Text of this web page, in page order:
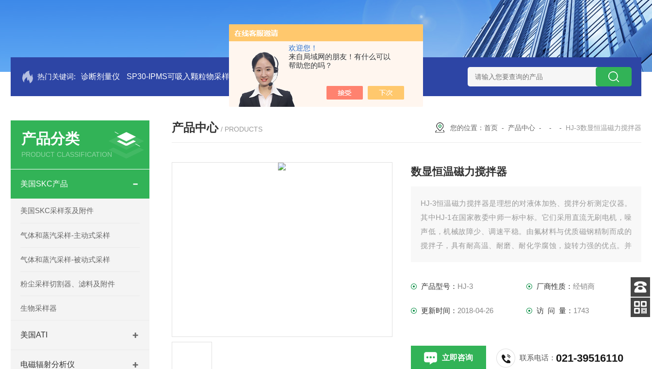
欢迎您！
来自局域网的朋友！有什么可以
帮助您的吗？
热门关键词: 诊断剂量仪 SP30-IPMS可吸入颗粒物采样器 DryCal 800美国MesaLabs 气体质量流量计 CQB300数字恒流矿用防爆个体空气采样器 CQB1500数字恒流防爆矿用
产品分类
PRODUCT CLASSIFICATION
美国SKC产品
美国SKC采样泵及附件
气体和蒸汽采样-主动式采样
气体和蒸汽采样-被动式采样
粉尘采样切割器、滤料及附件
生物采样器
美国ATI
电磁辐射分析仪
产品中心 / PRODUCTS 您的位置： 首页 - 产品中心 - - - HJ-3数显恒温磁力搅拌器
数显恒温磁力搅拌器
HJ-3恒温磁力搅拌器是理想的对液体加热、搅拌分析测定仪器。
其中HJ-1在国家教委中师一标中标。它们采用直流无刷电机，噪
声低，机械故障少、调速平稳。由氟材料与优质磁钢精制而成的
搅拌子，具有耐高温、耐磨、耐化学腐蚀，旋转力强的优点。并
产品型号： HJ-3 厂商性质： 经销商
更新时间： 2018-04-26 访 问 量： 1743
立即咨询 联系电话：021-39516110
客服
电话